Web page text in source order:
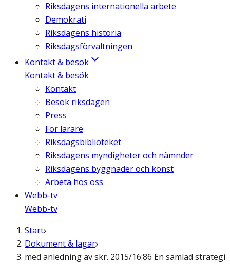
Riksdagens internationella arbete
Demokrati
Riksdagens historia
Riksdagsförvaltningen
Kontakt & besök
Kontakt & besök
Kontakt
Besök riksdagen
Press
För lärare
Riksdagsbiblioteket
Riksdagens myndigheter och nämnder
Riksdagens byggnader och konst
Arbeta hos oss
Webb-tv
Webb-tv
Start
Dokument & lagar
med anledning av skr. 2015/16:86 En samlad strategi